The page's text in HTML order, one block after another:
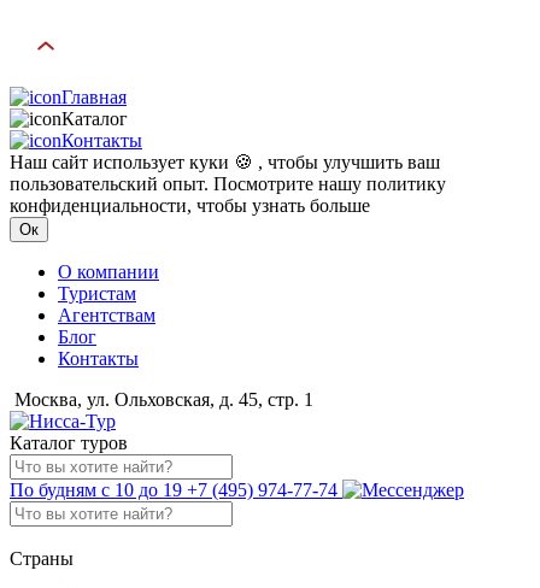
Главная
Каталог
Контакты
Наш сайт использует куки 🍪 , чтобы улучшить ваш
пользовательский опыт. Посмотрите нашу политику
конфиденциальности, чтобы узнать больше
Ок
О компании
Туристам
Агентствам
Блог
Контакты
Москва, ул. Ольховская, д. 45, стр. 1
Каталог туров
По будням с 10 до 19 +7 (495) 974-77-74
Страны